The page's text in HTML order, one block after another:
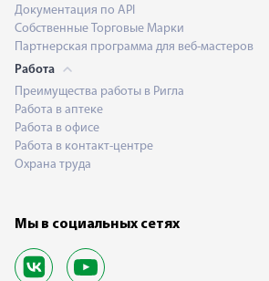
Документация по API
Собственные Торговые Марки
Партнерская программа для веб-мастеров
Работа
Преимущества работы в Ригла
Работа в аптеке
Работа в офисе
Работа в контакт-центре
Охрана труда
Мы в социальных сетях